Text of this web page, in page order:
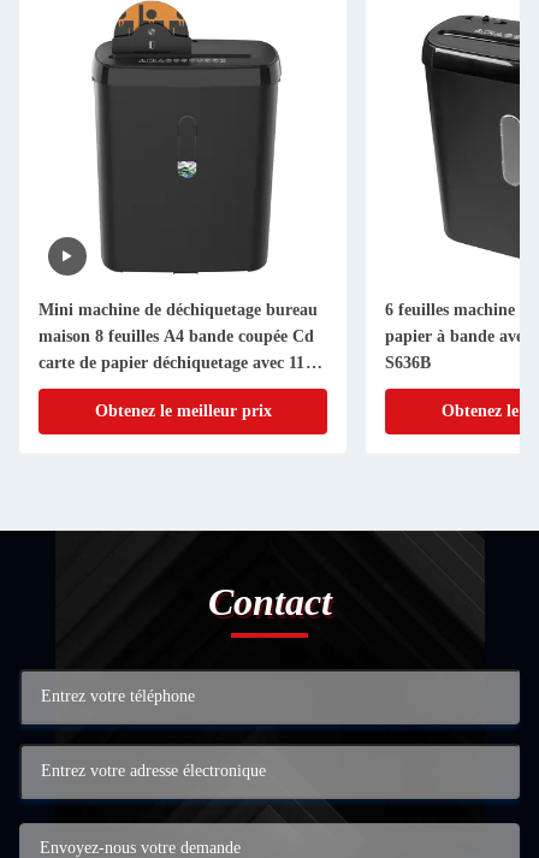
Mini machine de déchiquetage bureau
maison 8 feuilles A4 bande coupée Cd
carte de papier déchiquetage avec 11L
Bin SD108P
Obtenez le meilleur prix
6 feuilles machine à
papier à bande
S636B
Obtenez le
Contact